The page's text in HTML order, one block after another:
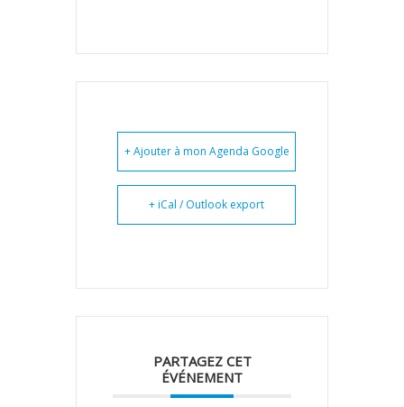
+ Ajouter à mon Agenda Google
+ iCal / Outlook export
PARTAGEZ CET
ÉVÉNEMENT